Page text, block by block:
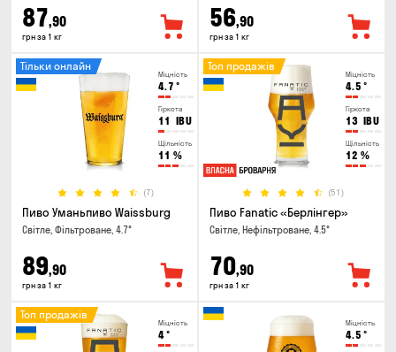
87,90
грн за 1 кг
56,90
грн за 1 кг
Міцність
4.7 °
Гіркота
11 IBU
Щільність
11 %
(7)
Тільки онлайн
Пиво Уманьпиво Waissburg
Світле, Фільтроване, 4.7°
89,90
грн за 1 кг
Міцність
4.5 °
Гіркота
13 IBU
Щільність
12 %
(51)
Топ продажів
Пиво Fanatic «Берлінгер»
Світле, Нефільтроване, 4.5°
70,90
грн за 1 кг
Міцність
4°
Топ продажів
Міцність
4.5 °